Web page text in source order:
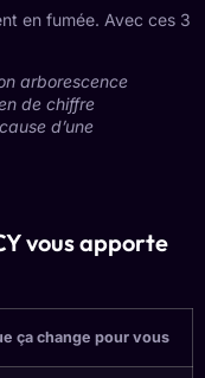
en fumée. Avec ces 3
arborescence
de chiffre
d’une
vous apporte
ça change pour vous